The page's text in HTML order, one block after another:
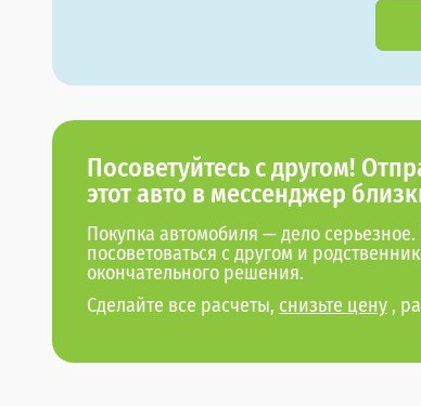
Посоветуйтесь с другом!
этот авто в мессенджер
Покупка автомобиля — дело серьезное.
посоветоваться с другом и
окончательного решения.
Сделайте все расчеты, снизьте цену ,